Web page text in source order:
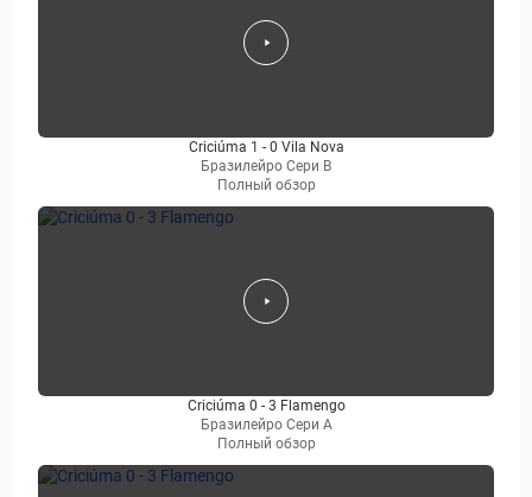
Criciúma 1 - 0 Vila Nova
Бразилейро Сери B
Полный обзор
Criciúma 0 - 3 Flamengo
Бразилейро Сери A
Полный обзор